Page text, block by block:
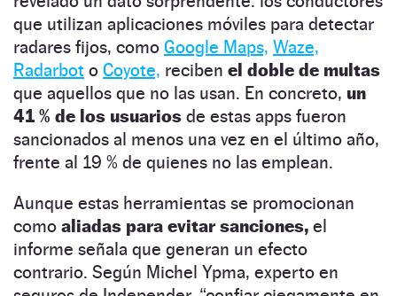
que utilizan aplicaciones móviles para detectar
radares fijos, como Google Maps, Waze,
Radarbot o Coyote, reciben el doble de multas
que aquellos que no las usan. En concreto, un
41 % de los usuarios de estas apps fueron
sancionados al menos una vez en el último año,
frente al 19 % de quienes no las emplean.
Aunque estas herramientas se promocionan
como aliadas para evitar sanciones, el
informe señala que generan un efecto
contrario. Según Michel Ypma, experto en